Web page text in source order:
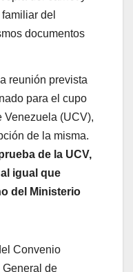
del
documentos
reunión prevista
para el cupo
Venezuela (UCV),
de la misma.
de la UCV,
igual que
del Ministerio
Convenio
de